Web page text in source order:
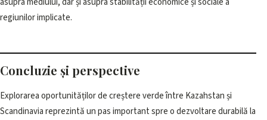
regiunilor implicate.
Concluzie și perspective
Explorarea oportunităților de creștere verde între Kazahstan și
Scandinavia reprezintă un pas important spre o dezvoltare durabilă la